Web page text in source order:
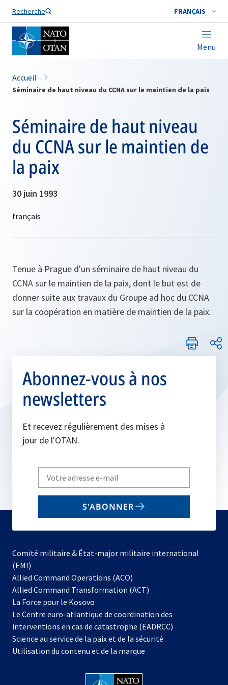
Recherche FRANÇAIS
Menu
Nom de famille*
Accueil
Séminaire de haut niveau du CCNA sur le maintien de la paix
Séminaire de haut niveau
du CCNA sur le maintien de
la paix
30 juin 1993
Tenue à Prague d'un séminaire de haut niveau du
CCNA sur le maintien de la paix, dont le but est de
donner suite aux travaux du Groupe ad hoc du CCNA
sur la coopération en matière de maintien de la paix.
Abonnez-vous à nos
newsletters
Et recevez régulièrement des mises à
jour de l'OTAN.
Write
your
email
S'ABONNER
Comité militaire & État-major militaire international
(EMI)
Allied Command Operations (ACO)
dans
nouvel
onglet
Allied Command Transformation (ACT)
La Force pour le Kosovo
dans
un
nouvel
onglet
Le Centre euro-atlantique de coordination des
interventions en cas de catastrophe (EADRCC)
Science au service de la paix et de la sécurité
Utilisation du contenu et de la marque